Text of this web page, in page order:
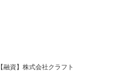
【融資】株式会社クラフト